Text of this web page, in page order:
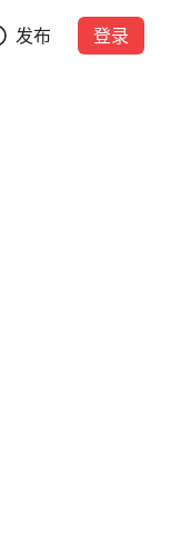
发布 登录